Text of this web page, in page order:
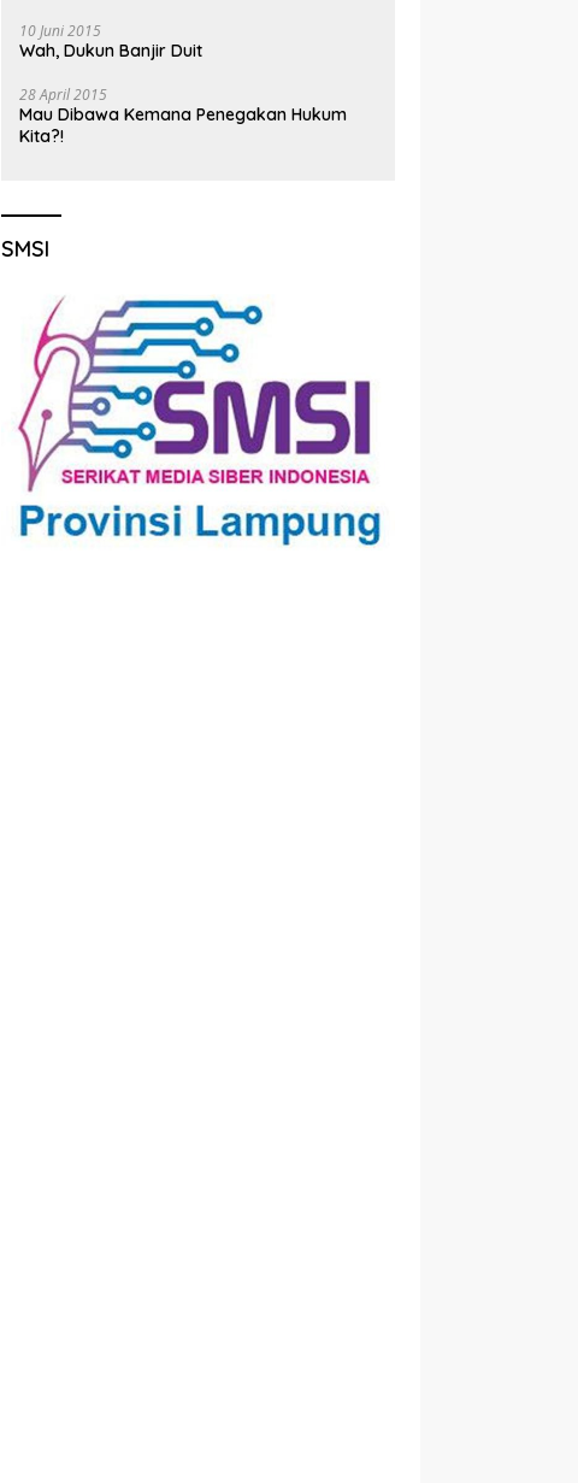
10 Juni 2015
Wah, Dukun Banjir Duit
28 April 2015
Mau Dibawa Kemana Penegakan Hukum
Kita?!
SMSI